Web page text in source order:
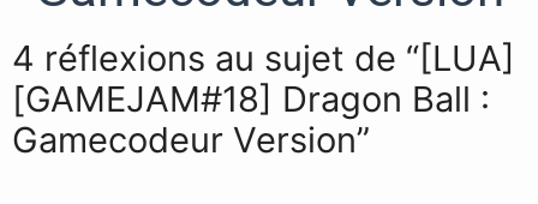
4 réflexions au sujet de “[LUA]
[GAMEJAM#18] Dragon Ball :
Gamecodeur Version”